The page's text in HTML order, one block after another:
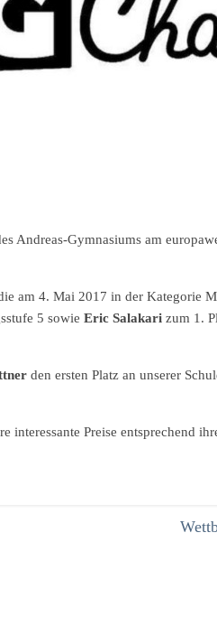
Andreas-Gymnasiums am
am 4. Mai 2017 in der Kategorie
5 sowie Eric Salakari zum 1.
den ersten Platz an unserer
Preise entsprechend